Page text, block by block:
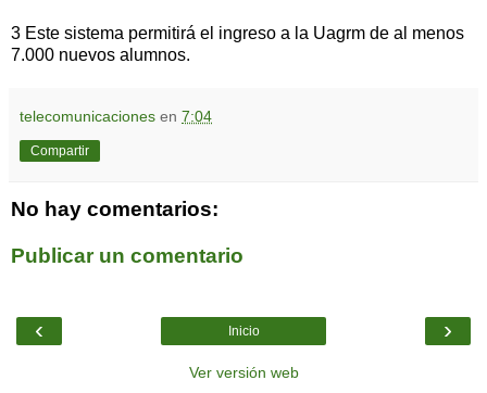
3 Este sistema permitirá el ingreso a la Uagrm de al menos
7.000 nuevos alumnos.
telecomunicaciones en 7:04
Compartir
No hay comentarios:
Publicar un comentario
‹ ›
Inicio
Ver versión web